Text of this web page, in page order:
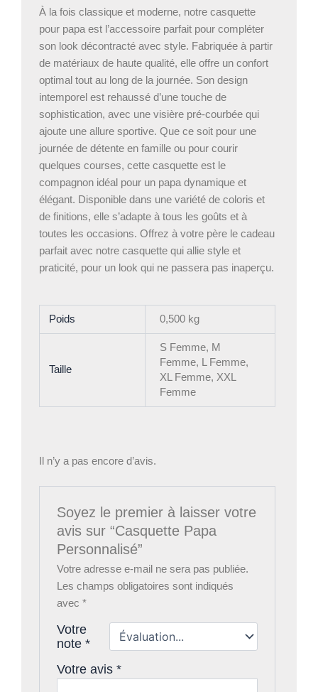
À la fois classique et moderne, notre casquette
pour papa est l’accessoire parfait pour compléter
son look décontracté avec style. Fabriquée à partir
de matériaux de haute qualité, elle offre un confort
optimal tout au long de la journée. Son design
intemporel est rehaussé d’une touche de
sophistication, avec une visière pré-courbée qui
ajoute une allure sportive. Que ce soit pour une
journée de détente en famille ou pour courir
quelques courses, cette casquette est le
compagnon idéal pour un papa dynamique et
élégant. Disponible dans une variété de coloris et
de finitions, elle s’adapte à tous les goûts et à
toutes les occasions. Offrez à votre père le cadeau
parfait avec notre casquette qui allie style et
praticité, pour un look qui ne passera pas inaperçu.
Poids 0,500 kg
Taille
S Femme, M
Femme, L Femme,
XL Femme, XXL
Femme
Il n’y a pas encore d’avis.
Soyez le premier à laisser votre
avis sur “Casquette Papa
Personnalisé”
Votre adresse e-mail ne sera pas publiée.
Les champs obligatoires sont indiqués
avec*
Votre
note*
Votre avis*